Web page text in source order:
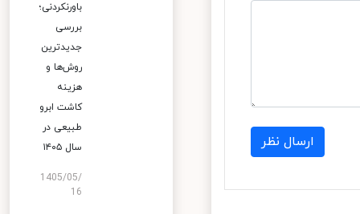
ارسال نظر
باورنکردنی؛
بررسی
جدیدترین
روش‌ها و
هزینه
کاشت ابرو
طبیعی در
سال ۱۴۰۵
1405/05/
16